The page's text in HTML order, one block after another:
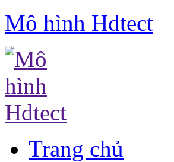
Mô hình Hdtect
Trang chủ